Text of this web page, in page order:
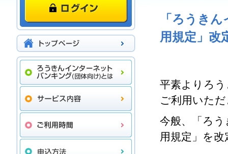
「ろうき
用規定」改
平素よりろ
ご利用いた
今般、「ろ
用規定」を